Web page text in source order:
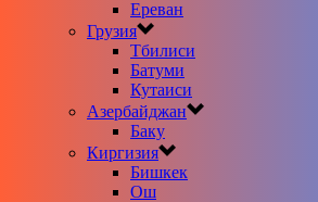
Ереван
Грузия
Тбилиси
Батуми
Кутаиси
Азербайджан
Баку
Киргизия
Бишкек
Ош